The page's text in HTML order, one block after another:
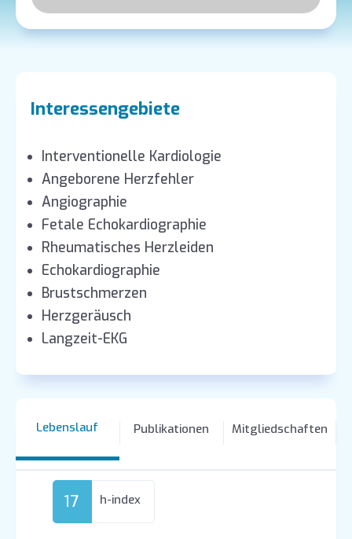
Interessengebiete
Interventionelle Kardiologie
Angeborene Herzfehler
Angiographie
Fetale Echokardiographie
Rheumatisches Herzleiden
Echokardiographie
Brustschmerzen
Herzgeräusch
Langzeit-EKG
Lebenslauf Publikationen Mitgliedschaften
17 h-index